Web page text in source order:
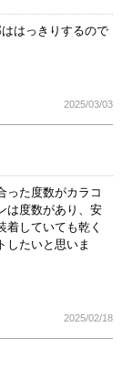
はっきりするので
2025/03/03
った度数がカラコ
は度数があり、安
着していても乾く
したいと思いま
2025/02/18